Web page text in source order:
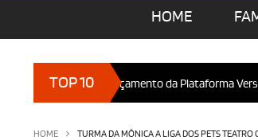
HOME
TOP 10
presença no Lançamento da Plataforma Versio!
HOME TURMA DA MÔNICA A LIGA DOS PETS